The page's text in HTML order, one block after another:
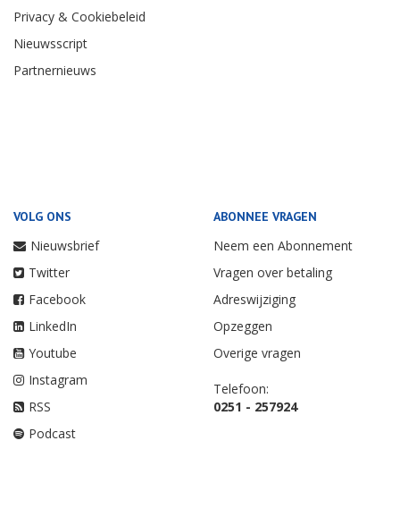
Privacy & Cookiebeleid
Nieuwsscript
Partnernieuws
VOLG ONS
Nieuwsbrief
Twitter
Facebook
LinkedIn
Youtube
Instagram
RSS
Podcast
ABONNEE VRAGEN
Neem een Abonnement
Vragen over betaling
Adreswijziging
Opzeggen
Overige vragen
Telefoon:
0251 - 257924